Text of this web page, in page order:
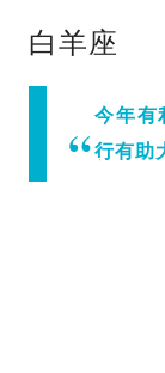
白羊座
今年有
行有助